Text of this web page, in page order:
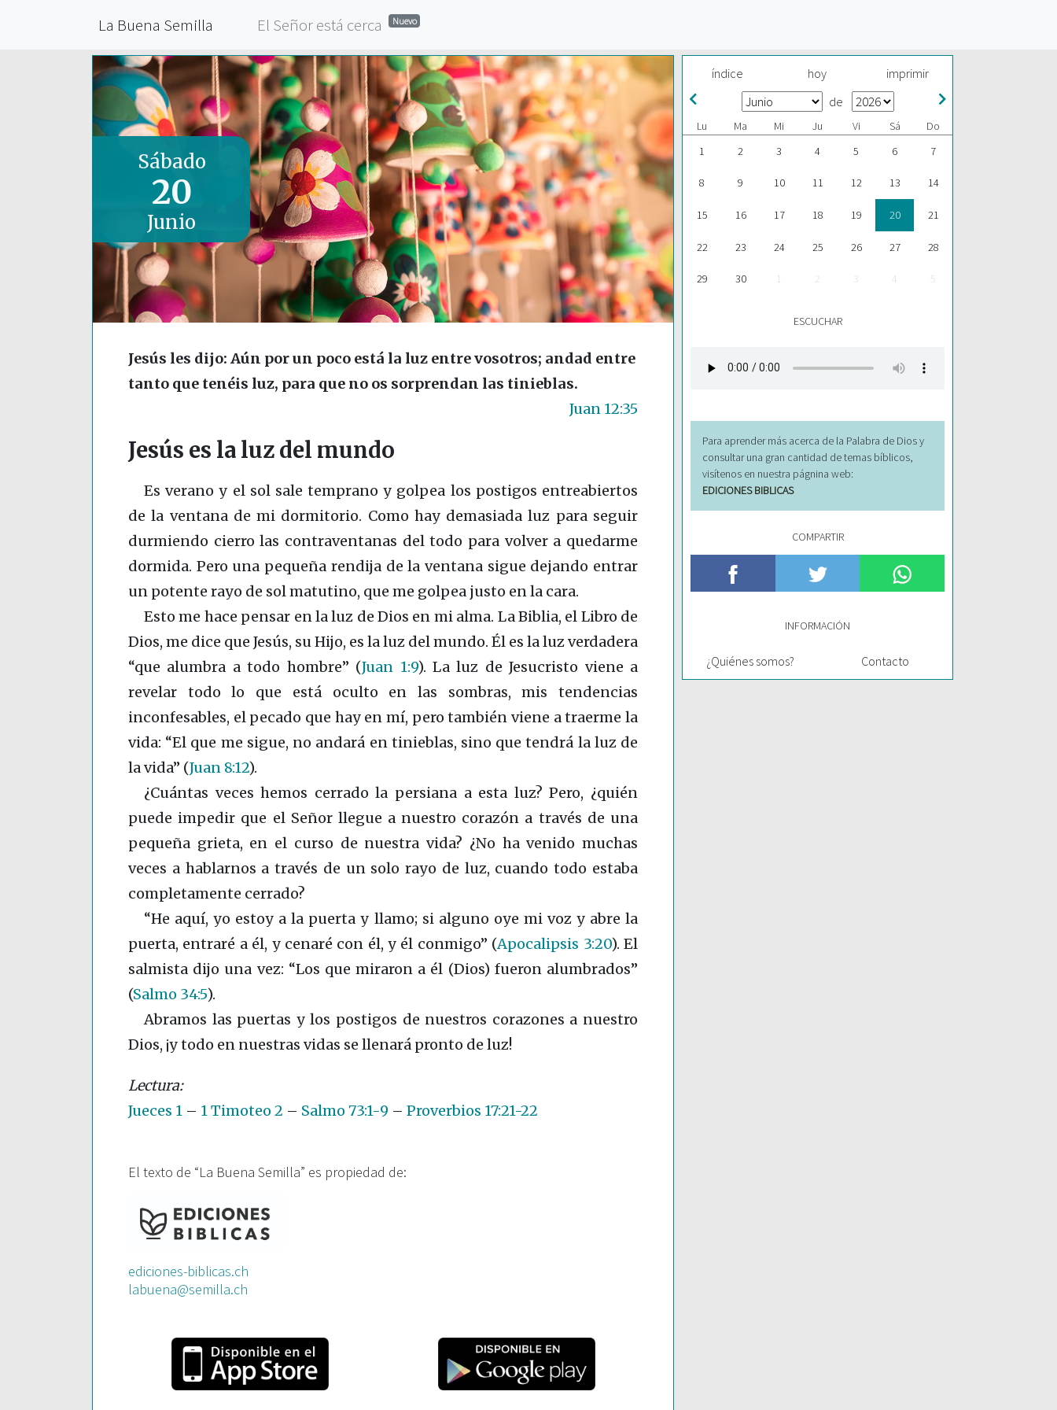
La Buena Semilla El Señor está cerca Nuevo
Sábado
20
Junio
Jesús les dijo: Aún por un poco está la luz entre vosotros; andad entre
tanto que tenéis luz, para que no os sorprendan las tinieblas.
Juan 12:35
Jesús es la luz del mundo
Es verano y el sol sale temprano y golpea los postigos entreabiertos
de la ventana de mi dormitorio. Como hay demasiada luz para seguir
durmiendo cierro las contraventanas del todo para volver a quedarme
dormida. Pero una pequeña rendija de la ventana sigue dejando entrar
un potente rayo de sol matutino, que me golpea justo en la cara.
Esto me hace pensar en la luz de Dios en mi alma. La Biblia, el Libro de
Dios, me dice que Jesús, su Hijo, es la luz del mundo. Él es la luz verdadera
“que alumbra a todo hombre” (Juan 1:9). La luz de Jesucristo viene a
revelar todo lo que está oculto en las sombras, mis tendencias
inconfesables, el pecado que hay en mí, pero también viene a traerme la
vida: “El que me sigue, no andará en tinieblas, sino que tendrá la luz de
la vida” (Juan 8:12).
¿Cuántas veces hemos cerrado la persiana a esta luz? Pero, ¿quién
puede impedir que el Señor llegue a nuestro corazón a través de una
pequeña grieta, en el curso de nuestra vida? ¿No ha venido muchas
veces a hablarnos a través de un solo rayo de luz, cuando todo estaba
completamente cerrado?
“He aquí, yo estoy a la puerta y llamo; si alguno oye mi voz y abre la
puerta, entraré a él, y cenaré con él, y él conmigo” (Apocalipsis 3:20). El
salmista dijo una vez: “Los que miraron a él (Dios) fueron alumbrados”
(Salmo 34:5).
Abramos las puertas y los postigos de nuestros corazones a nuestro
Dios, ¡y todo en nuestras vidas se llenará pronto de luz!
Jueces 1 – 1 Timoteo 2 – Salmo 73:1-9 – Proverbios 17:21-22
El texto de “La Buena Semilla” es propiedad de:
ediciones-biblicas.ch
labuena@semilla.ch
índice hoy imprimir
de
Lu Ma Mi Ju Vi Sá
Do
1
2 3 4 5 6 7
8 9 10 11 12 13 14
15 16 17 18 19 20 21
22 23 24 25 26 27 28
29 30 1 2 3 4 5
ESCUCHAR
Para aprender más acerca de la Palabra de Dios y
consultar una gran cantidad de temas bíblicos,
visítenos en nuestra págnina web:
EDICIONES BIBLICAS
COMPARTIR
INFORMACIÓN
¿Quiénes somos? Contacto